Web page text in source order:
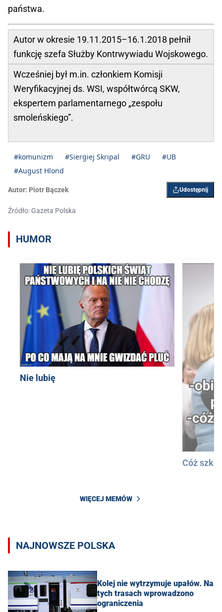
państwa.
Autor w okresie 19.11.2015–16.1.2018 pełnił
funkcję szefa Służby Kontrwywiadu Wojskowego.
Wcześniej był m.in. członkiem Komisji
Weryfikacyjnej ds. WSI, współtwórcą SKW,
ekspertem parlamentarnego „zespołu
smoleńskiego”.
#komunizm #Siergiej Skripal #GRU
#UB
#August Hlond
Autor: Piotr Bączek Udostępnij
Źródło: Gazeta Polska
HUMOR
Nie lubię
Cóż
WIĘCEJ MEMÓW
NAJNOWSZE POLSKA
Kolej nie wytrzymuje upałów. Na
tych trasach wprowadzono
ograniczenia